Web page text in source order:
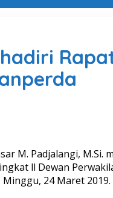
M. Padjalangi, M.Si.
ll Dewan
24 Maret 2019.